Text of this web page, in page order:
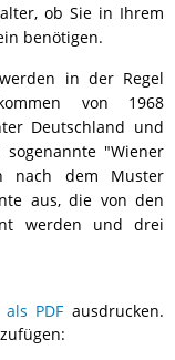
ob Sie in Ihrem
benötigen.
in der Regel
von 1968
Deutschland und
"Wiener
nach dem Muster
aus, die von den
werden und drei
PDF ausdrucken.